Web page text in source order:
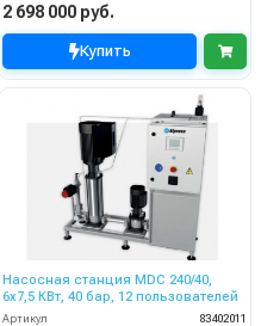
2 698 000 руб.
Купить
Насосная станция MDC 240/40,
6x7,5 КВт, 40 бар, 12 пользователей
Артикул
83402011